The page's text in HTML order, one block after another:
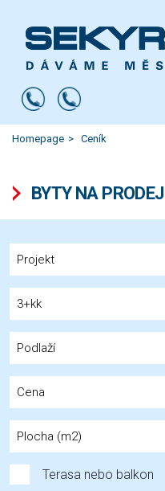
Homepage Ceník
BYTY NA PRODEJ
Projekt
3+kk
Podlaží
Cena
Plocha (m2)
Terasa nebo balkon